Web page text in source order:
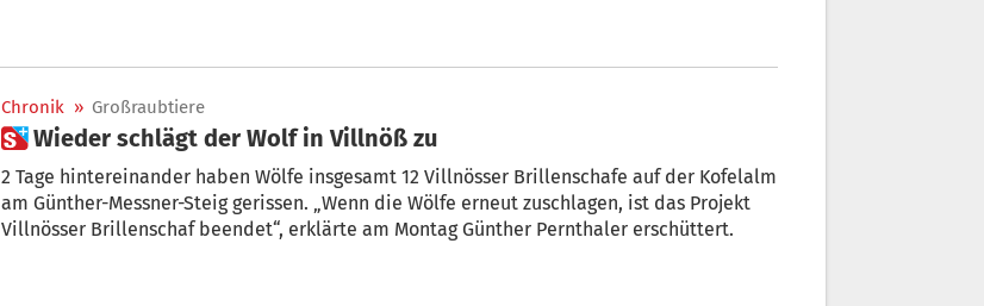
Chronik » Großraubtiere
 Wieder schlägt der Wolf in Villnöß zu
2 Tage hintereinander haben Wölfe insgesamt 12 Villnösser Brillenschafe auf der Kofelalm
am Günther-Messner-Steig gerissen. „Wenn die Wölfe erneut zuschlagen, ist das Projekt
Villnösser Brillenschaf beendet“, erklärte am Montag Günther Pernthaler erschüttert.